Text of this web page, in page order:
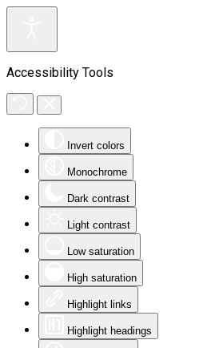
Accessibility Tools
Invert colors
Monochrome
Dark contrast
Light contrast
Low saturation
High saturation
Highlight links
Highlight headings